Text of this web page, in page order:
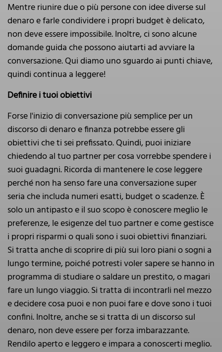
Mentre riunire due o più persone con idee diverse sul
denaro e farle condividere i propri budget è delicato,
non deve essere impossibile. Inoltre, ci sono alcune
domande guida che possono aiutarti ad avviare la
conversazione. Qui diamo uno sguardo ai punti chiave,
quindi continua a leggere!
Definire i tuoi obiettivi
Forse l'inizio di conversazione più semplice per un
discorso di denaro e finanza potrebbe essere gli
obiettivi che ti sei prefissato. Quindi, puoi iniziare
chiedendo al tuo partner per cosa vorrebbe spendere i
suoi guadagni. Ricorda di mantenere le cose leggere
perché non ha senso fare una conversazione super
seria che includa numeri esatti, budget o scadenze. È
solo un antipasto e il suo scopo è conoscere meglio le
preferenze, le esigenze del tuo partner e come gestisce
i propri risparmi o quali sono i suoi obiettivi finanziari.
Si tratta anche di scoprire di più sui loro piani o sogni a
lungo termine, poiché potresti voler sapere se hanno in
programma di studiare o saldare un prestito, o magari
fare un lungo viaggio. Si tratta di incontrarli nel mezzo
e decidere cosa puoi e non puoi fare e dove sono i tuoi
confini. Inoltre, anche se si tratta di un discorso sul
denaro, non deve essere per forza imbarazzante.
Rendilo aperto e leggero e impara a conoscerti meglio.